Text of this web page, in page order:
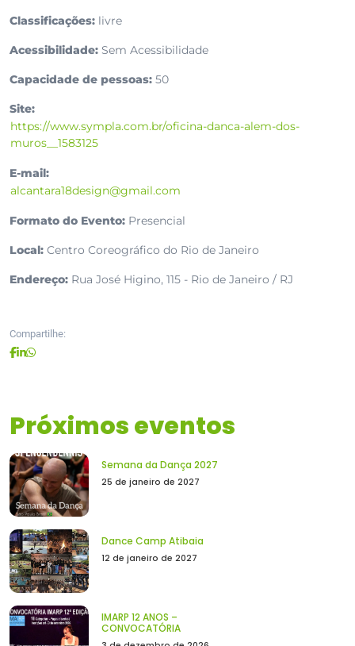
Classificações: livre
Acessibilidade: Sem Acessibilidade
Capacidade de pessoas: 50
Site:
https://www.sympla.com.br/oficina-danca-alem-dos-
muros__1583125
E-mail:
alcantara18design@gmail.com
Formato do Evento: Presencial
Local: Centro Coreográfico do Rio de Janeiro
Endereço: Rua José Higino, 115 - Rio de Janeiro / RJ
Compartilhe:
Próximos eventos
Semana da Dança 2027
25 de janeiro de 2027
Dance Camp Atibaia
12 de janeiro de 2027
IMARP 12 ANOS –
CONVOCATÓRIA